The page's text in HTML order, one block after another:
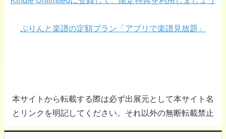
ぷりんと楽譜の定額プラン「アプリで楽譜見放題」
本サイトから転載する際は必ず出展元として本サイト名
とリンクを明記してください。それ以外の無断転載禁止